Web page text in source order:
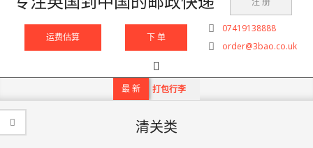
运费估算 下 单
07419138888
order@3bao.co.uk
Navigation
Menu
Search
最 新 打包行李
清关类